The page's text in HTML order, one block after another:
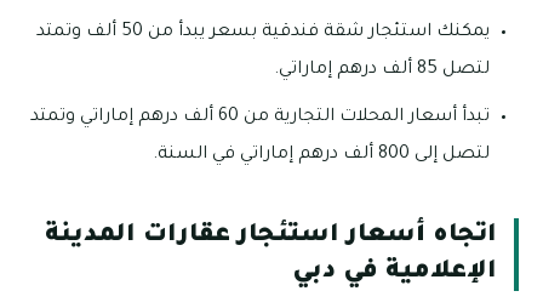
يمكنك استئجار شقة فندقية بسعر يبدأ من 50 ألف وتمتد
لتصل 85 ألف درهم إماراتي.
تبدأ أسعار المحلات التجارية من 60 ألف درهم إماراتي وتمتد
لتصل إلى 800 ألف درهم إماراتي في السنة.
اتجاه أسعار استئجار عقارات المدينة
الإعلامية في دبي